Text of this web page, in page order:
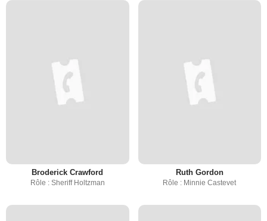
Broderick Crawford
Rôle : Sheriff Holtzman
Ruth Gordon
Rôle : Minnie Castevet